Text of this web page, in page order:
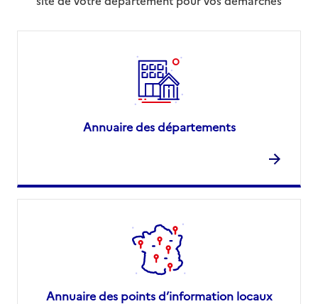
Annuaire des départements
Annuaire des points d’information locaux